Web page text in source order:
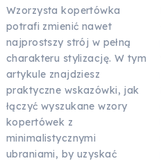
Wzorzysta kopertówka
potrafi zmienić nawet
najprostszy strój w pełną
charakteru stylizację. W tym
artykule znajdziesz
praktyczne wskazówki, jak
łączyć wyszukane wzory
kopertówek z
minimalistycznymi
ubraniami, by uzyskać